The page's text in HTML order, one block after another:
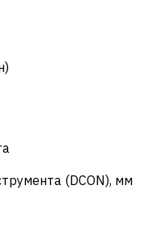
(DCON), мм